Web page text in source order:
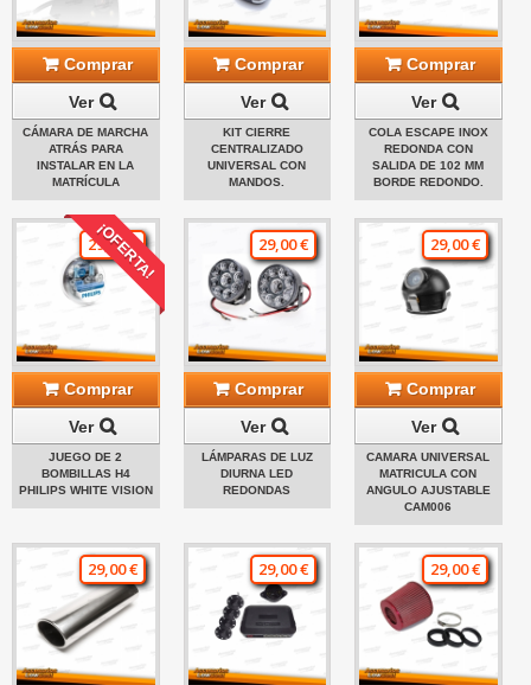
Comprar
Ver
CÁMARA DE MARCHA
ATRÁS PARA
INSTALAR EN LA
MATRÍCULA
Comprar
Ver
KIT CIERRE
CENTRALIZADO
UNIVERSAL CON
MANDOS.
Comprar
Ver
COLA ESCAPE INOX
REDONDA CON
SALIDA DE 102 MM
BORDE REDONDO.
¡OFERTA!
29,00 €
Comprar
Ver
JUEGO DE 2
BOMBILLAS H4
PHILIPS WHITE VISION
29,00 €
Comprar
Ver
LÁMPARAS DE LUZ
DIURNA LED
REDONDAS
29,00 €
Comprar
Ver
CAMARA UNIVERSAL
MATRICULA CON
ANGULO AJUSTABLE
CAM006
29,00 € 29,00 € 29,00 €